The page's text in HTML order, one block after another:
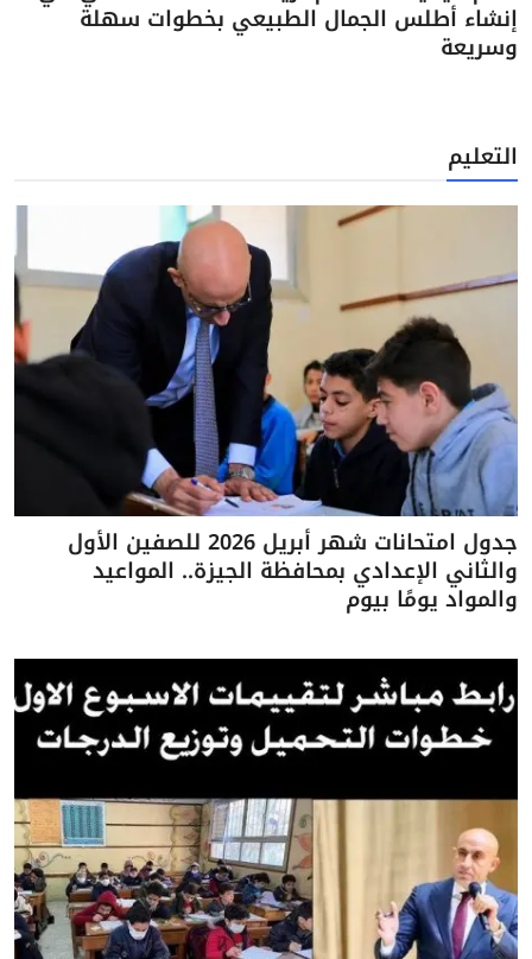
إنشاء أطلس الجمال الطبيعي بخطوات سهلة
وسريعة
التعليم
جدول امتحانات شهر أبريل 2026 للصفين الأول
والثاني الإعدادي بمحافظة الجيزة.. المواعيد
والمواد يومًا بيوم